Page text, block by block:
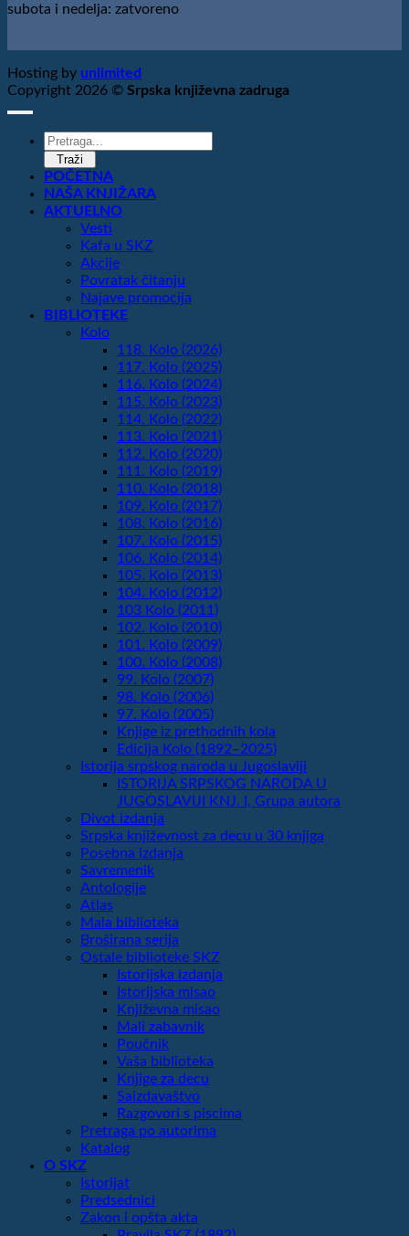
subota i nedelja: zatvoreno
Hosting by unlimited
Copyright 2026 © Srpska književna zadruga
Products
search
Traži
POČETNA
NAŠA KNJIŽARA
AKTUELNO
Vesti
Kafa u SKZ
Akcije
Povratak čitanju
Najave promocija
BIBLIOTEKE
Kolo
118. Kolo (2026)
117. Kolo (2025)
116. Kolo (2024)
115. Kolo (2023)
114. Kolo (2022)
113. Kolo (2021)
112. Kolo (2020)
111. Kolo (2019)
110. Kolo (2018)
109. Kolo (2017)
108. Kolo (2016)
107. Kolo (2015)
106. Kolo (2014)
105. Kolo (2013)
104. Kolo (2012)
103 Kolo (2011)
102. Kolo (2010)
101. Kolo (2009)
100. Kolo (2008)
99. Kolo (2007)
98. Kolo (2006)
97. Kolo (2005)
Knjige iz prethodnih kola
Edicija Kolo (1892‒2025)
Istorija srpskog naroda u Jugoslaviji
ISTORIJA SRPSKOG NARODA U
JUGOSLAVIJI KNJ. I, Grupa autora
Divot izdanja
Srpska književnost za decu u 30 knjiga
Posebna izdanja
Savremenik
Antologije
Atlas
Mala biblioteka
Broširana serija
Ostale biblioteke SKZ
Istorijska izdanja
Istorijska misao
Književna misao
Mali zabavnik
Poučnik
Vaša biblioteka
Knjige za decu
Saizdavaštvo
Razgovori s piscima
Pretraga po autorima
Katalog
O SKZ
Istorijat
Predsednici
Zakon i opšta akta